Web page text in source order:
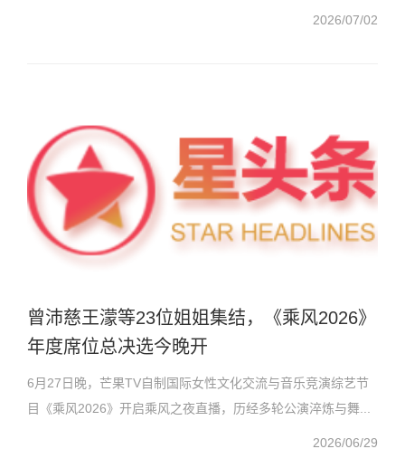
2026/07/02
曾沛慈王濛等23位姐姐集结，《乘风2026》
年度席位总决选今晚开
6月27日晚，芒果TV自制国际女性文化交流与音乐竞演综艺节
目《乘风2026》开启乘风之夜直播，历经多轮公演淬炼与舞...
2026/06/29